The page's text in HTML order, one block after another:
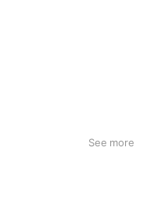
See more